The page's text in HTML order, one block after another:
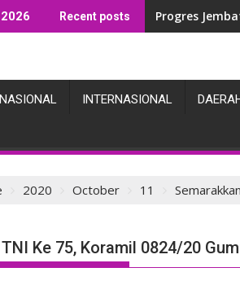
Recent posts Progres
NASIONAL INTERNASIONAL
2020 October 11
Ke 75, Koramil 0824/20